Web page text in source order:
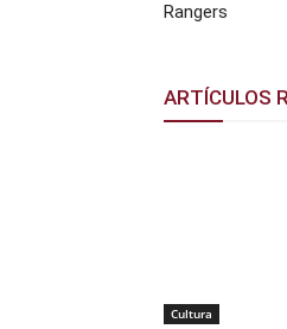
Rangers
ARTÍCULOS
Cultura